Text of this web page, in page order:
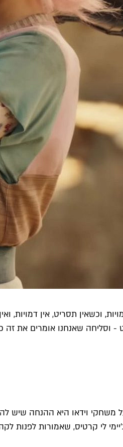
וכשאין תסריט, אין
- וסליחה שאנחנו אומרים את זה
וידאו היא ההנחה שיש
לי קרטיס, שאמורות לפנות